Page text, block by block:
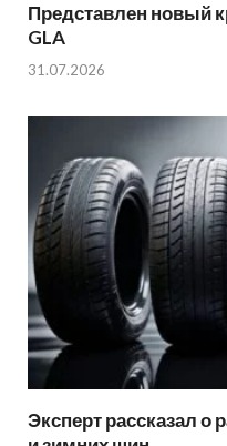
Представлен новый
GLA
31.07.2026
Эксперт рассказал о